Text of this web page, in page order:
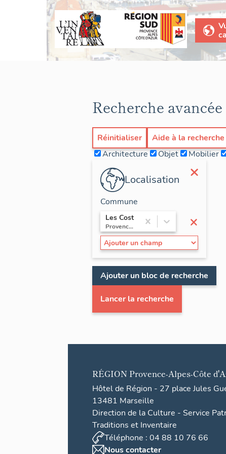
Recherche avancée
Réinitialiser
Aide à la recherche
Architecture
Objet Mobilier
×
Localisation
×
Commune
Les Costes
Provence-Alpes-Côte d'Azur / Hautes-Alpes
Ajouter un bloc de recherche
Lancer la recherche
RÉGION Provence-Alpes-Côte
Hôtel de Région - 27 place Jules
13481 Marseille
Direction de la Culture - Service
Traditions et Inventaire
Téléphone : 04 88 10 76 66
Nous contacter